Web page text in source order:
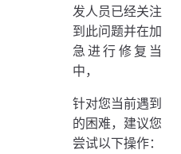
发人员已经关注
到此问题并在加
急进行修复当
中，
针对您当前遇到
的困难，建议您
尝试以下操作：